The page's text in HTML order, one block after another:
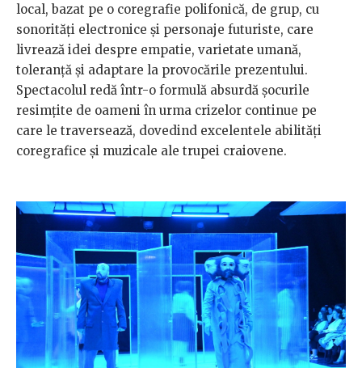
local, bazat pe o coregrafie polifonică, de grup, cu
sonorități electronice și personaje futuriste, care
livrează idei despre empatie, varietate umană,
toleranță și adaptare la provocările prezentului.
Spectacolul redă într-o formulă absurdă șocurile
resimțite de oameni în urma crizelor continue pe
care le traversează, dovedind excelentele abilități
coregrafice și muzicale ale trupei craiovene.